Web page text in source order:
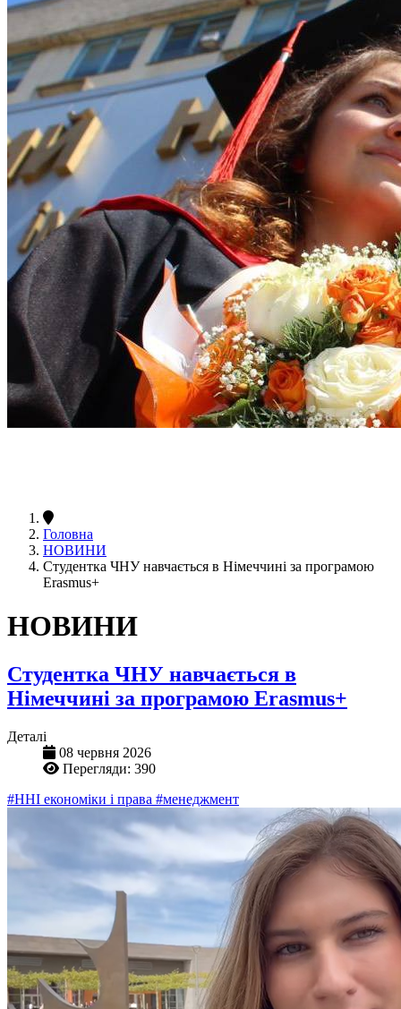
Головна
НОВИНИ
Студентка ЧНУ навчається в Німеччині за програмою
Erasmus+
НОВИНИ
Студентка ЧНУ навчається в
Німеччині за програмою Erasmus+
Деталі
08 червня 2026
Перегляди: 390
#ННІ економіки і права #менеджмент